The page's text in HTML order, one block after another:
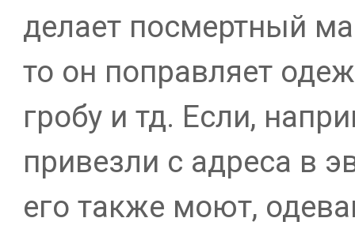
делает посмертный
то он поправляет
гробу и тд. Если,
привезли с адреса в
его также моют,